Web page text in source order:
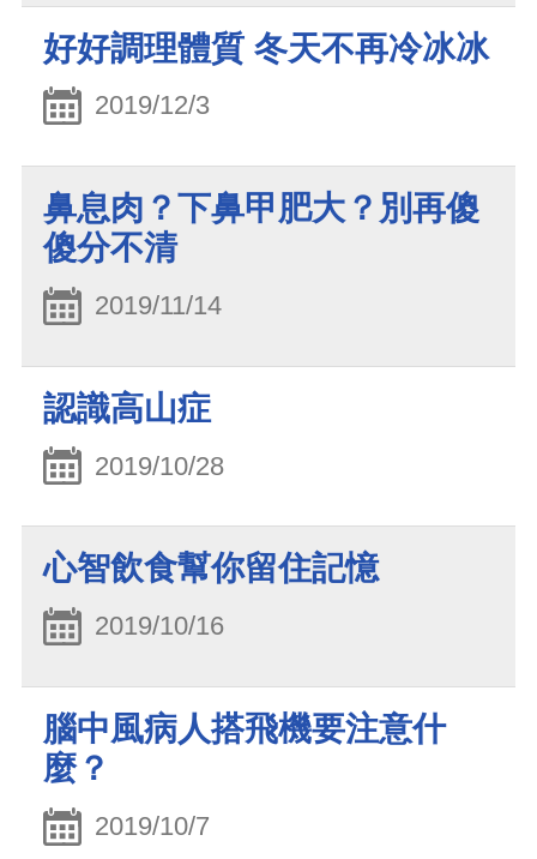
好好調理體質 冬天不再冷冰冰
2019/12/3
鼻息肉？下鼻甲肥大？別再傻
傻分不清
2019/11/14
認識高山症
2019/10/28
心智飲食幫你留住記憶
2019/10/16
腦中風病人搭飛機要注意什
麼？
2019/10/7